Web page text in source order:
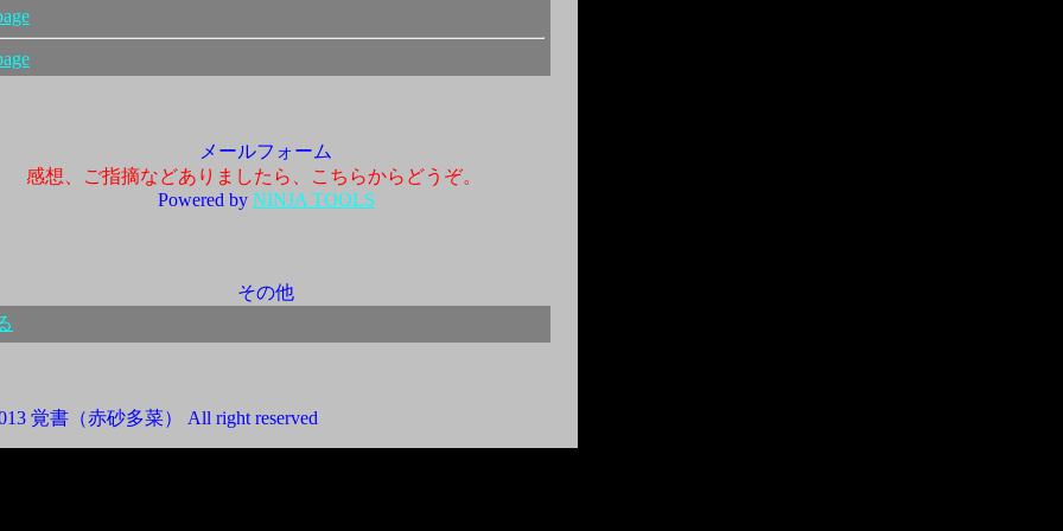
メールフォーム
感想、ご指摘などありましたら、こちらからどうぞ。
Powered by NINJA TOOLS
その他
覚書（赤砂多菜） All right reserved